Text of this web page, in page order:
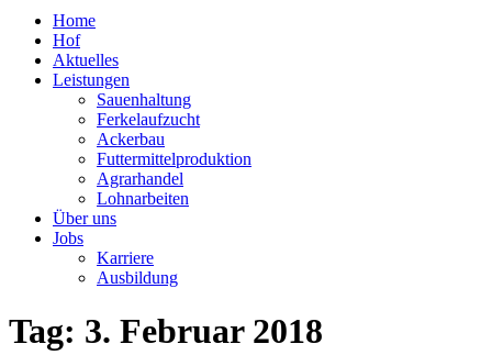
Home
Hof
Aktuelles
Leistungen
Sauenhaltung
Ferkelaufzucht
Ackerbau
Futtermittelproduktion
Agrarhandel
Lohnarbeiten
Über uns
Jobs
Karriere
Ausbildung
Tag: 3. Februar 2018